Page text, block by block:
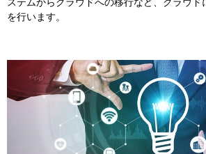
を行います。